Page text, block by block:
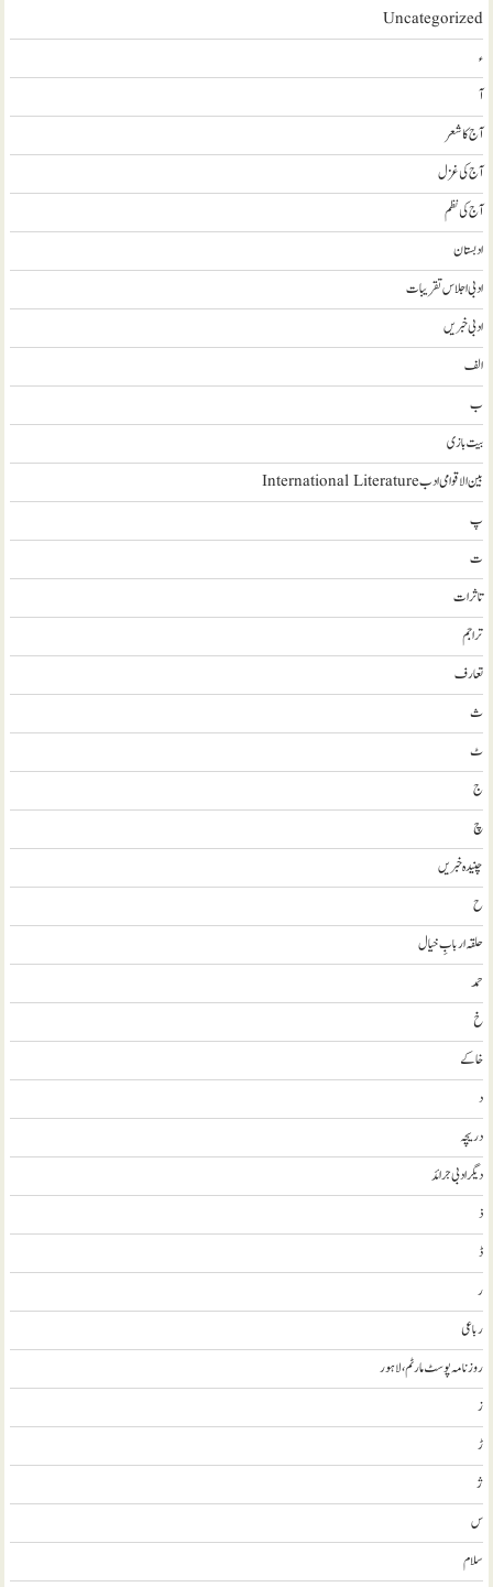
Uncategorized
ء
آ
آج کا شعر
آج کی غزل
آج کی نظم
ادبستان
ادبی اجلاس تقریبات
ادبی خبریں
الف
ب
بیت بازی
بین الاقوامی ادب International Literature
پ
ت
تاثرات
تراجم
تعارف
ث
ٹ
ج
چ
چنیدہ خبریں
ح
حلقہ اربابِ خیال
حمد
خ
خاکے
د
دریچہ
ديگر ادبی جرائد
ذ
ڈ
ر
رباعی
روزنامہ پوسٹ مارٹم، لاہور
ز
ڑ
ژ
س
سلام